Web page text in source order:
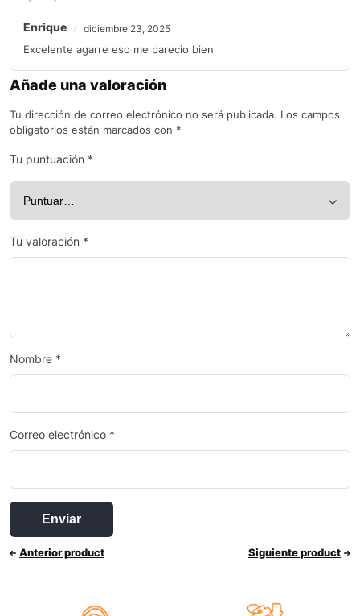
Enrique diciembre 23, 2025
Excelente agarre eso me parecio bien
Añade una valoración
Tu dirección de correo electrónico no será publicada. Los campos
obligatorios están marcados con *
Tu puntuación *
Tu valoración *
Nombre *
Correo electrónico *
Anterior product Siguiente product